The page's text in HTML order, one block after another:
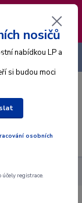
Datum
na pátek
Menu
Mix CD1 - CD
nosičů
nabídkou LP a
si budou moci
osobních
účely registrace.